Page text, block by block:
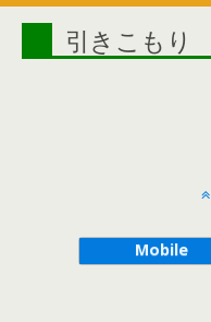
引きこもり
Mobile